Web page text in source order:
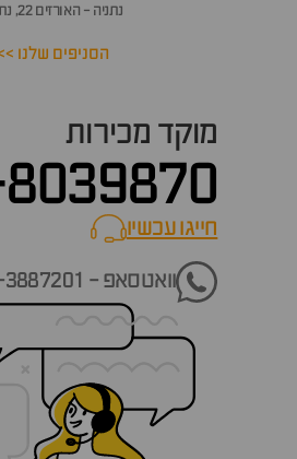
נתניה - האורזים 22, נתניה
הסניפים שלנו
מוקד מכירות
חייגו עכשיוcall now
וואטסאפ - 054-3887201